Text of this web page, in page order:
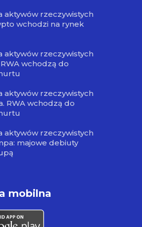
aktywów rzeczywistych
wchodzi na rynek
aktywów rzeczywistych
wchodzą do
aktywów rzeczywistych
RWA wchodzą do
aktywów rzeczywistych
majowe debiuty
mobilna